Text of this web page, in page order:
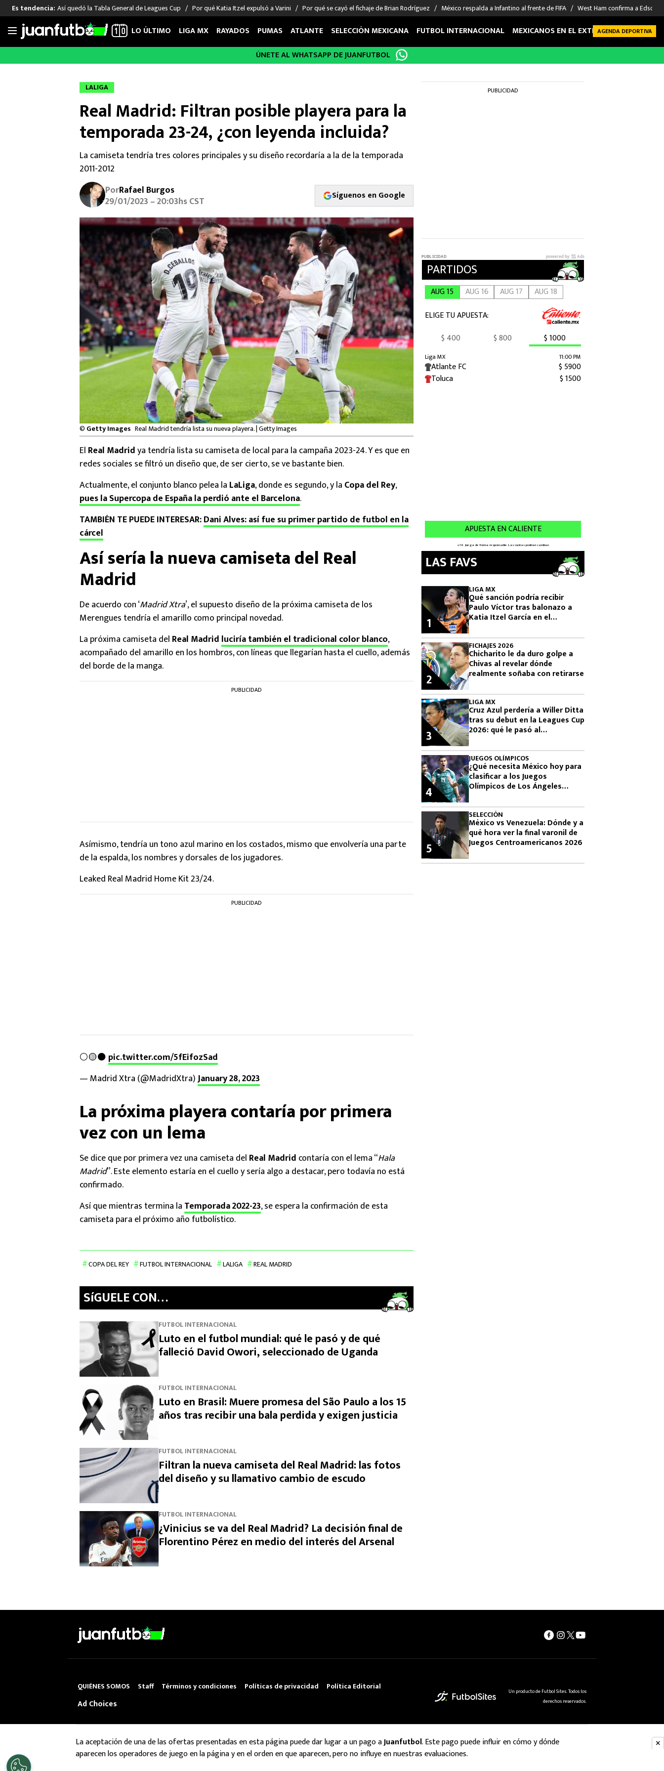
Saltar
Es tendencia: Así quedó la Tabla General de Leagues Cup Por qué Katia Itzel expulsó a Varini Por qué se cayó el fichaje de Brian Rodríguez México respalda a Infantino al frente de FIFA West Ham confirma a Edson
LIGA MX
Chivas de Guadalajara
FUT INTERNACIONAL
Las Noticias
Selección Mexicana
Champions League
Europa League
Real Madrid
Barcelona
MEXICANOS EN EL EXTRANJERO
Memo Ochoa
Chino Huerta
Edson Álvarez
Santiago Giménez
Rodrigo Huescas
FIGURAS
Sergio Ramos
Giorgos Giakoumakis
André Jardine
DEPORTES
Boxeo
Béisbol
NFL
NBA
LO ÚLTIMO LIGA MX RAYADOS PUMAS ATLANTE SELECCIÓN MEXICANA FUTBOL INTERNACIONAL MEXICANOS EN EL EXTRANJERO FUTBOL
AGENDA DEPORTIVA
ÚNETE AL WHATSAPP DE JUANFUTBOL
LALIGA
Real Madrid: Filtran posible playera para la
temporada 23-24, ¿con leyenda incluida?
La camiseta tendría tres colores principales y su diseño recordaría a la de la temporada
2011-2012
PorRafael Burgos
29/01/2023 – 20:03hs CST Síguenos en Google
© Getty Images Real Madrid tendría lista su nueva playera. | Getty Images
El Real Madridya tendría lista su camiseta de local para la campaña 2023-24. Y es que en
redes sociales se filtró un diseño que, de ser cierto, se ve bastante bien.
Actualmente, el conjunto blanco pelea la LaLiga, donde es segundo, y la Copa del Rey,
pues la Supercopa de España la perdió ante el Barcelona.
TAMBIÉN TE PUEDE INTERESAR:Dani Alves: así fue su primer partido de futbol en la
cárcel
Así sería la nueva camiseta del Real
Madrid
De acuerdo con ‘Madrid Xtra’, el supuesto diseño de la próxima camiseta de los
Merengues tendría el amarillo como principal novedad.
La próxima camiseta del Real Madrid luciría también el tradicional color blanco,
acompañado del amarillo en los hombros, con líneas que llegarían hasta el cuello, además
del borde de la manga.
PUBLICIDAD
Asímismo, tendría un tono azul marino en los costados, mismo que envolvería una parte
de la espalda, los nombres y dorsales de los jugadores.
Leaked Real Madrid Home Kit 23/24.
PUBLICIDAD
⚪️🟡⚫️ pic.twitter.com/5fEifozSad
— Madrid Xtra (@MadridXtra)January 28, 2023
La próxima playera contaría por primera
vez con un lema
Se dice que por primera vez una camiseta del Real Madrid contaría con el lema “Hala
Madrid”. Este elemento estaría en el cuello y sería algo a destacar, pero todavía no está
confirmado.
Así que mientras termina la Temporada 2022-23, se espera la confirmación de esta
camiseta para el próximo año futbolístico.
COPA DEL REY FUTBOL INTERNACIONAL LALIGA REAL MADRID
SíGUELE CON…
FUTBOL INTERNACIONAL
Luto en el futbol mundial: qué le pasó y de qué
falleció David Owori, seleccionado de Uganda
FUTBOL INTERNACIONAL
Luto en Brasil: Muere promesa del São Paulo a los 15
años tras recibir una bala perdida y exigen justicia
FUTBOL INTERNACIONAL
Filtran la nueva camiseta del Real Madrid: las fotos
del diseño y su llamativo cambio de escudo
FUTBOL INTERNACIONAL
¿Vinicius se va del Real Madrid? La decisión final de
Florentino Pérez en medio del interés del Arsenal
PUBLICIDAD
LAS FAVS
LIGA MX
Qué sanción podría recibir
Paulo Víctor tras balonazo a
Katia Itzel García en el
1
FICHAJES 2026
Chicharito le da duro golpe a
Chivas al revelar dónde
realmente soñaba con retirarse
2
LIGA MX
Cruz Azul perdería a Willer Ditta
tras su debut en la Leagues Cup
2026: qué le pasó al
3
JUEGOS OLÍMPICOS
¿Qué necesita México hoy para
clasificar a los Juegos
Olímpicos de Los Ángeles
4
SELECCIÓN
México vs Venezuela: Dónde y a
qué hora ver la final varonil de
Juegos Centroamericanos 2026
5
QUIÉNES SOMOS Staff Términos y condiciones Políticas de privacidad Política Editorial
Ad Choices
Un producto de Futbol Sites. Todos los
derechos reservados.
La aceptación de una de las ofertas presentadas en esta página puede dar lugar a un pago aJuanfutbol. Este pago puede influir en cómo y dónde
aparecen los operadores de juego en la página y en el orden en que aparecen, pero no influye en nuestras evaluaciones.